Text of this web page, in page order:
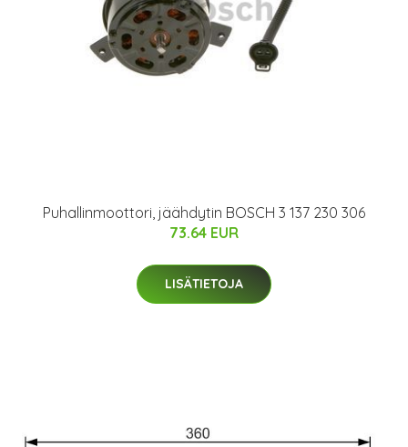
Puhallinmoottori, jäähdytin BOSCH 3 137 230 306
73.64 EUR
LISÄTIETOJA